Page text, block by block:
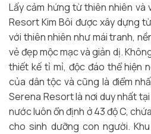
Lấy cảm hứng từ thiên nhiên và
Resort Kim Bôi được xây dựng
với thiên nhiên như mái tranh,
vẻ đẹp mộc mạc và giản dị.
thiết kế tỉ mỉ, độc đáo thể hiện
của dân tộc và cũng là điểm
Serena Resort là nơi duy nhất
nước luôn ổn định ở 43 độ C,
cho sinh dưỡng con người.